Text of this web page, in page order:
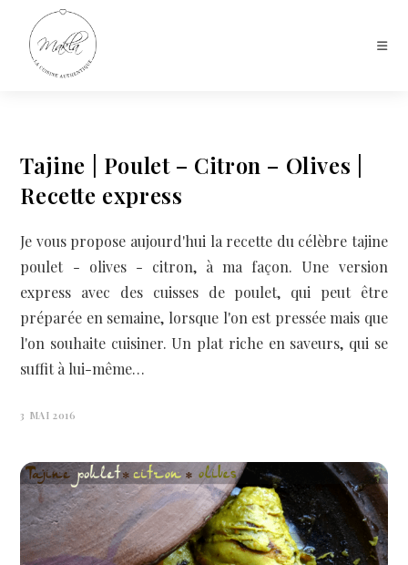
Tajine | Poulet – Citron – Olives |
Recette express
Je vous propose aujourd'hui la recette du célèbre tajine
poulet - olives - citron, à ma façon. Une version
express avec des cuisses de poulet, qui peut être
préparée en semaine, lorsque l'on est pressée mais que
l'on souhaite cuisiner. Un plat riche en saveurs, qui se
suffit à lui-même…
3 MAI 2016